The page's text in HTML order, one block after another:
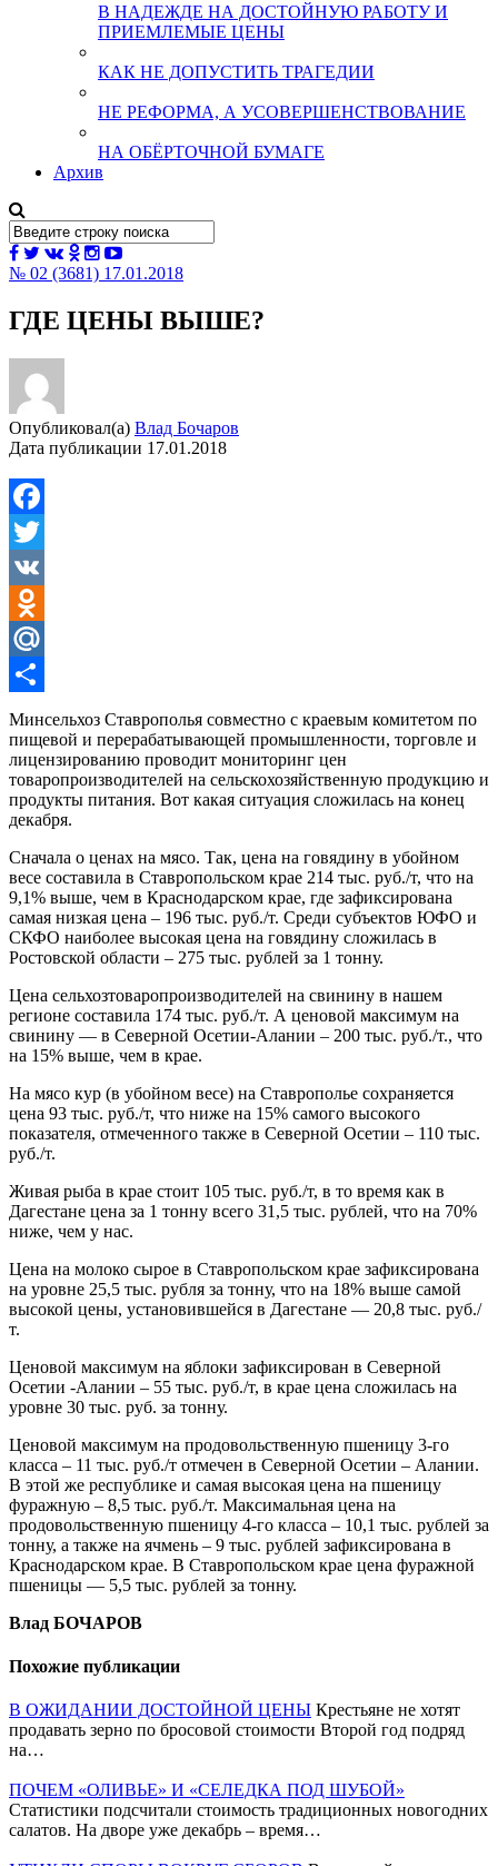
В НАДЕЖДЕ НА ДОСТОЙНУЮ РАБОТУ И
ПРИЕМЛЕМЫЕ ЦЕНЫ
КАК НЕ ДОПУСТИТЬ ТРАГЕДИИ
НЕ РЕФОРМА, А УСОВЕРШЕНСТВОВАНИЕ
НА ОБЁРТОЧНОЙ БУМАГЕ
Архив
№ 02 (3681) 17.01.2018
ГДЕ ЦЕНЫ ВЫШЕ?
Опубликовал(а) Влад Бочаров
Дата публикации 17.01.2018
Facebook
Twitter
VK
Odnoklassniki
Mail.Ru
Отправить
Минсельхоз Ставрополья совместно с краевым комитетом по
пищевой и перерабатывающей промышленности, торговле и
лицензированию проводит мониторинг цен
товаропроизводителей на сельскохозяйственную продукцию и
продукты питания. Вот какая ситуация сложилась на конец
декабря.
Сначала о ценах на мясо. Так, цена на говядину в убойном
весе составила в Ставропольском крае 214 тыс. руб./т, что на
9,1% выше, чем в Краснодарском крае, где зафиксирована
самая низкая цена – 196 тыс. руб./т. Среди субъектов ЮФО и
СКФО наиболее высокая цена на говядину сложилась в
Ростовской области – 275 тыс. рублей за 1 тонну.
Цена сельхозтоваропроизводителей на свинину в нашем
регионе составила 174 тыс. руб./т. А ценовой максимум на
свинину — в Северной Осетии-Алании – 200 тыс. руб./т., что
на 15% выше, чем в крае.
На мясо кур (в убойном весе) на Ставрополье сохраняется
цена 93 тыс. руб./т, что ниже на 15% самого высокого
показателя, отмеченного также в Северной Осетии – 110 тыс.
руб./т.
Живая рыба в крае стоит 105 тыс. руб./т, в то время как в
Дагестане цена за 1 тонну всего 31,5 тыс. рублей, что на 70%
ниже, чем у нас.
Цена на молоко сырое в Ставропольском крае зафиксирована
на уровне 25,5 тыс. рубля за тонну, что на 18% выше самой
высокой цены, установившейся в Дагестане — 20,8 тыс. руб./
т.
Ценовой максимум на яблоки зафиксирован в Северной
Осетии -Алании – 55 тыс. руб./т, в крае цена сложилась на
уровне 30 тыс. руб. за тонну.
Ценовой максимум на продовольственную пшеницу 3-го
класса – 11 тыс. руб./т отмечен в Северной Осетии – Алании.
В этой же республике и самая высокая цена на пшеницу
фуражную – 8,5 тыс. руб./т. Максимальная цена на
продовольственную пшеницу 4-го класса – 10,1 тыс. рублей за
тонну, а также на ячмень – 9 тыс. рублей зафиксирована в
Краснодарском крае. В Ставропольском крае цена фуражной
пшеницы — 5,5 тыс. рублей за тонну.
Влад БОЧАРОВ
Похожие публикации
В ОЖИДАНИИ ДОСТОЙНОЙ ЦЕНЫ Крестьяне не хотят
продавать зерно по бросовой стоимости Второй год подряд
на…
ПОЧЕМ «ОЛИВЬЕ» И «СЕЛЕДКА ПОД ШУБОЙ»
Статистики подсчитали стоимость традиционных новогодних
салатов. На дворе уже декабрь – время…